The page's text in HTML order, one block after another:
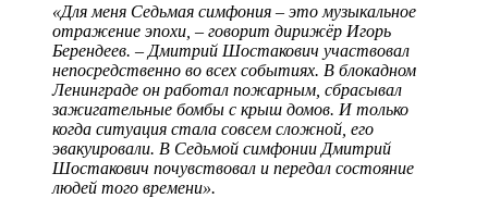
«Для меня Седьмая симфония – это музыкальное
отражение эпохи, – говорит дирижёр Игорь
Берендеев. – Дмитрий Шостакович участвовал
непосредственно во всех событиях. В блокадном
Ленинграде он работал пожарным, сбрасывал
зажигательные бомбы с крыш домов. И только
когда ситуация стала совсем сложной, его
эвакуировали. В Седьмой симфонии Дмитрий
Шостакович почувствовал и передал состояние
людей того времени».